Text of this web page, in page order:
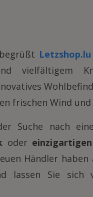
Letzshop.lu
vielfältigem
frischen Wind
Suche nach
oder
Händler
lassen Sie sich